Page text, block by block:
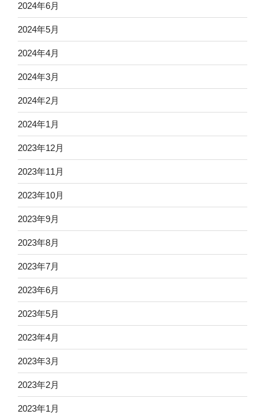
2024年6月
2024年5月
2024年4月
2024年3月
2024年2月
2024年1月
2023年12月
2023年11月
2023年10月
2023年9月
2023年8月
2023年7月
2023年6月
2023年5月
2023年4月
2023年3月
2023年2月
2023年1月